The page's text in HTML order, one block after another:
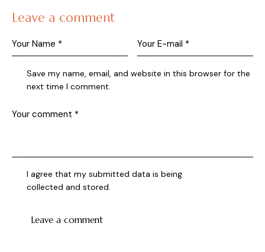
Leave a comment
Save my name, email, and website in this browser for the
next time I comment.
I agree that my submitted data is being
collected and stored.